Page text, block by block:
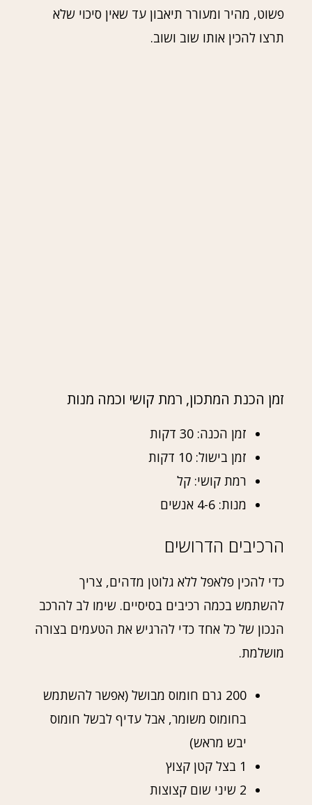
פשוט, מהיר ומעורר תיאבון עד שאין סיכוי שלא
תרצו להכין אותו שוב ושוב.
זמן הכנת המתכון, רמת קושי וכמה מנות
זמן הכנה: 30 דקות
זמן בישול: 10 דקות
רמת קושי: קל
מנות: 4-6 אנשים
הרכיבים הדרושים
כדי להכין פלאפל ללא גלוטן מדהים, צריך
להשתמש בכמה רכיבים בסיסיים. שימו לב להרכב
הנכון של כל אחד כדי להרגיש את הטעמים בצורה
מושלמת.
200 גרם חומוס מבושל (אפשר להשתמש
בחומוס משומר, אבל עדיף לבשל חומוס
יבש מראש)
1 בצל קטן קצוץ
2 שיני שום קצוצות